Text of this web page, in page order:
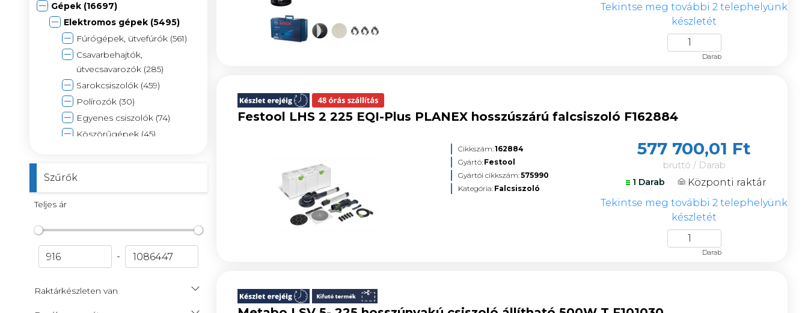
Gépek (16697)
Elektromos gépek (5495)
Fúrógépek, ütvefúrók (561)
Csavarbehajtók,
ütvecsavarozók (285)
Sarokcsiszolók (459)
Polírozók (30)
Egyenes csiszolók (74)
Köszörűgépek (45)
(95)
Mágnestalpas fúrógépek
Asztali fúrógépek (10)
Oszlopos fúrógépek,
tartozékok (36)
Esztergagépek, kiegészítők
Szűrők
Teljes ár
-
Raktárkészleten van
Tekintse meg további 2 telephelyünk
készletét
Darab
Festool LHS 2 225 EQI-Plus PLANEX hosszúszárú falcsiszoló F162884
Cikkszám:162884
Gyártó: Festool
Gyártói cikkszám:575990
Kategória: Falcsiszoló
577 700,01 Ft
bruttó / Darab
1 Darab
Központi raktár
Tekintse meg további 2 telephelyünk
készletét
Darab